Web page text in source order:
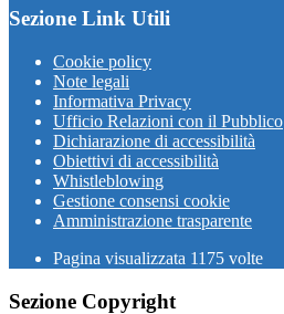
Sezione Link Utili
Cookie policy
Note legali
Informativa Privacy
Ufficio Relazioni con il Pubblico
Dichiarazione di accessibilità
Obiettivi di accessibilità
Whistleblowing
Gestione consensi cookie
Amministrazione trasparente
Pagina visualizzata 1175 volte
Sezione Copyright